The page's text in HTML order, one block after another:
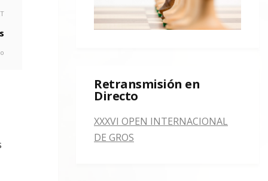
Retransmisión en
Directo
XXXVI OPEN INTERNACIONAL
DE GROS